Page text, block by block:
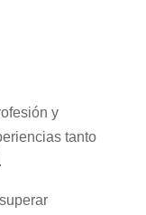
y
tanto